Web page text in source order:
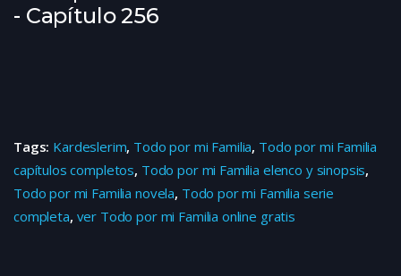
- Capítulo 256
Tags: Kardeslerim, Todo por mi Familia, Todo por mi Familia
capítulos completos, Todo por mi Familia elenco y sinopsis,
Todo por mi Familia novela, Todo por mi Familia serie
completa, ver Todo por mi Familia online gratis